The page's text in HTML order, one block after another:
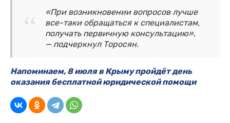
«При возникновении вопросов лучше
все-таки обращаться к специалистам,
получать первичную консультацию»,
— подчеркнул Торосян.
Напоминаем, 8 июля в Крыму пройдёт день
оказания бесплатной юридической помощи